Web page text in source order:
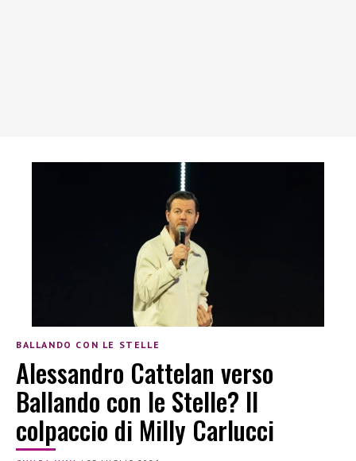
BALLANDO CON LE STELLE
Alessandro Cattelan verso
Ballando con le Stelle? Il
colpaccio di Milly Carlucci